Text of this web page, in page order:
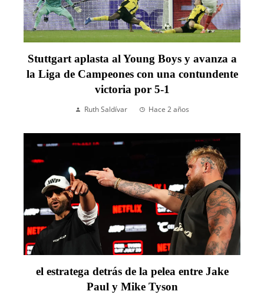
Stuttgart aplasta al Young Boys y avanza a
la Liga de Campeones con una contundente
victoria por 5-1
Ruth Saldívar Hace 2 años
el estratega detrás de la pelea entre Jake
Paul y Mike Tyson